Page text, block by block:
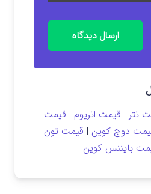
ارسال دیدگاه
تتر | قیمت اتریوم | قیمت
دوج کوین | قیمت تون
بایننس کوین